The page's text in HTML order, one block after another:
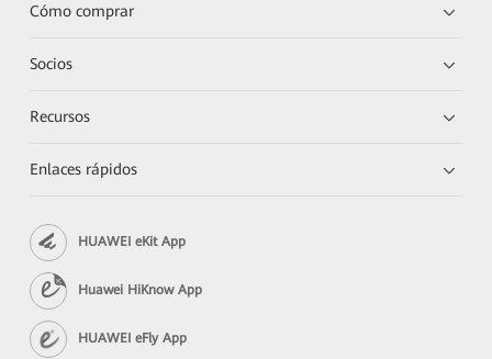
Cómo comprar
Socios
Recursos
Enlaces rápidos
HUAWEI eKit App
Huawei HiKnow App
HUAWEI eFly App